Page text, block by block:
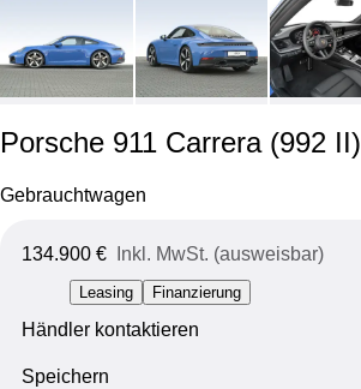
Porsche 911 Carrera (992 II)
Gebrauchtwagen
134.900 € Inkl. MwSt. (ausweisbar)
Leasing Finanzierung
Händler kontaktieren
Speichern